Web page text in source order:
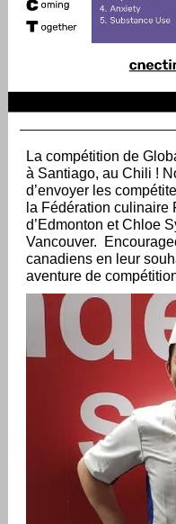
La compétition de
à Santiago, au Chili !
d’envoyer les
la Fédération culinaire
d’Edmonton et Chloe
Vancouver.
canadiens en leur
aventure de